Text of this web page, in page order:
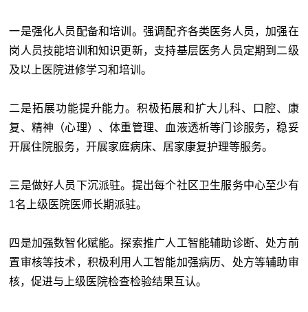
一是强化人员配备和培训。强调配齐各类医务人员，加强在
岗人员技能培训和知识更新，支持基层医务人员定期到二级
及以上医院进修学习和培训。
二是拓展功能提升能力。积极拓展和扩大儿科、口腔、康
复、精神（心理）、体重管理、血液透析等门诊服务，稳妥
开展住院服务，开展家庭病床、居家康复护理等服务。
三是做好人员下沉派驻。提出每个社区卫生服务中心至少有
1名上级医院医师长期派驻。
四是加强数智化赋能。探索推广人工智能辅助诊断、处方前
置审核等技术，积极利用人工智能加强病历、处方等辅助审
核，促进与上级医院检查检验结果互认。